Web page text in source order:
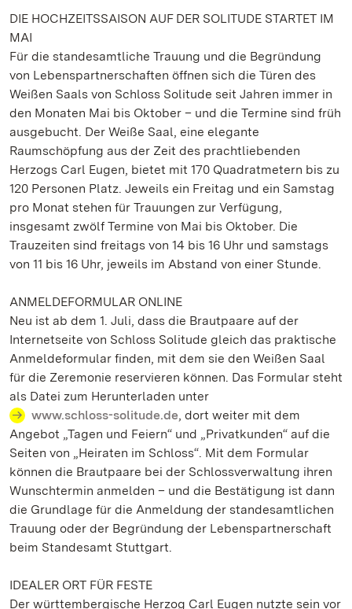
DIE HOCHZEITSSAISON AUF DER SOLITUDE STARTET IM
MAI
Für die standesamtliche Trauung und die Begründung
von Lebenspartnerschaften öffnen sich die Türen des
Weißen Saals von Schloss Solitude seit Jahren immer in
den Monaten Mai bis Oktober – und die Termine sind früh
ausgebucht. Der Weiße Saal, eine elegante
Raumschöpfung aus der Zeit des prachtliebenden
Herzogs Carl Eugen, bietet mit 170 Quadratmetern bis zu
120 Personen Platz. Jeweils ein Freitag und ein Samstag
pro Monat stehen für Trauungen zur Verfügung,
insgesamt zwölf Termine von Mai bis Oktober. Die
Trauzeiten sind freitags von 14 bis 16 Uhr und samstags
von 11 bis 16 Uhr, jeweils im Abstand von einer Stunde.
ANMELDEFORMULAR ONLINE
Neu ist ab dem 1. Juli, dass die Brautpaare auf der
Internetseite von Schloss Solitude gleich das praktische
Anmeldeformular finden, mit dem sie den Weißen Saal
für die Zeremonie reservieren können. Das Formular steht
als Datei zum Herunterladen unter
www.schloss-solitude.de, dort weiter mit dem
Angebot „Tagen und Feiern“ und „Privatkunden“ auf die
Seiten von „Heiraten im Schloss“. Mit dem Formular
können die Brautpaare bei der Schlossverwaltung ihren
Wunschtermin anmelden – und die Bestätigung ist dann
die Grundlage für die Anmeldung der standesamtlichen
Trauung oder der Begründung der Lebenspartnerschaft
beim Standesamt Stuttgart.
IDEALER ORT FÜR FESTE
Der württembergische Herzog Carl Eugen nutzte sein vor